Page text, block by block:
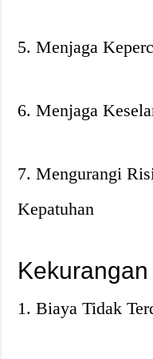
5. Menjaga
6. Menjaga
7. Mengurangi
Kepatuhan
1. Biaya Tidak